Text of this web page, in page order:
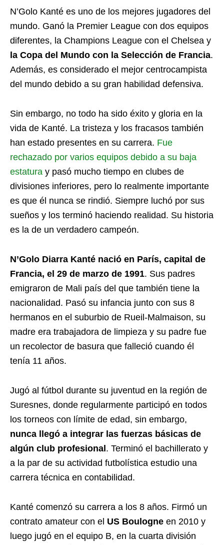
N’Golo Kanté es uno de los mejores jugadores del
mundo. Ganó la Premier League con dos equipos
diferentes, la Champions League con el Chelsea y
la Copa del Mundo con la Selección de Francia.
Además, es considerado el mejor centrocampista
del mundo debido a su gran habilidad defensiva.
Sin embargo, no todo ha sido éxito y gloria en la
vida de Kanté. La tristeza y los fracasos también
han estado presentes en su carrera. Fue
rechazado por varios equipos debido a su baja
estatura y pasó mucho tiempo en clubes de
divisiones inferiores, pero lo realmente importante
es que él nunca se rindió. Siempre luchó por sus
sueños y los terminó haciendo realidad. Su historia
es la de un verdadero campeón.
N’Golo Diarra Kanté nació en París, capital de
Francia, el 29 de marzo de 1991. Sus padres
emigraron de Mali país del que también tiene la
nacionalidad. Pasó su infancia junto con sus 8
hermanos en el suburbio de Rueil-Malmaison, su
madre era trabajadora de limpieza y su padre fue
un recolector de basura que falleció cuando él
tenía 11 años.
Jugó al fútbol durante su juventud en la región de
Suresnes, donde regularmente participó en todos
los torneos con límite de edad, sin embargo,
nunca llegó a integrar las fuerzas básicas de
algún club profesional . Terminó el bachillerato y
a la par de su actividad futbolística estudio una
carrera técnica en contabilidad.
Kanté comenzó su carrera a los 8 años. Firmó un
contrato amateur con el US Boulogne en 2010 y
luego jugó en el equipo B, en la cuarta división